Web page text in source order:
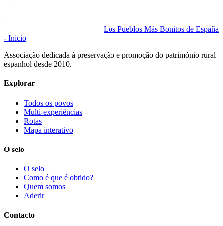
Los Pueblos Más Bonitos de España
- Inicio
Associação dedicada à preservação e promoção do património rural
espanhol desde 2010.
Explorar
Todos os povos
Multi-experiências
Rotas
Mapa interativo
O selo
O selo
Como é que é obtido?
Quem somos
Aderir
Contacto